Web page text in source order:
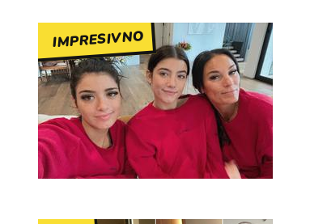
IMPRESIVNO